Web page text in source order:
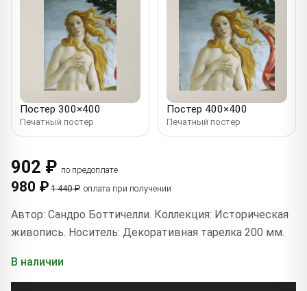
Постер 300×400
Печатный постер
Постер 400×400
Печатный постер
902 ₽ по предоплате
980 ₽ 1 440 ₽ оплата при получении
Автор: Сандро Боттичелли. Коллекция: Историческая
живопись. Носитель: Декоративная тарелка 200 мм.
В наличии